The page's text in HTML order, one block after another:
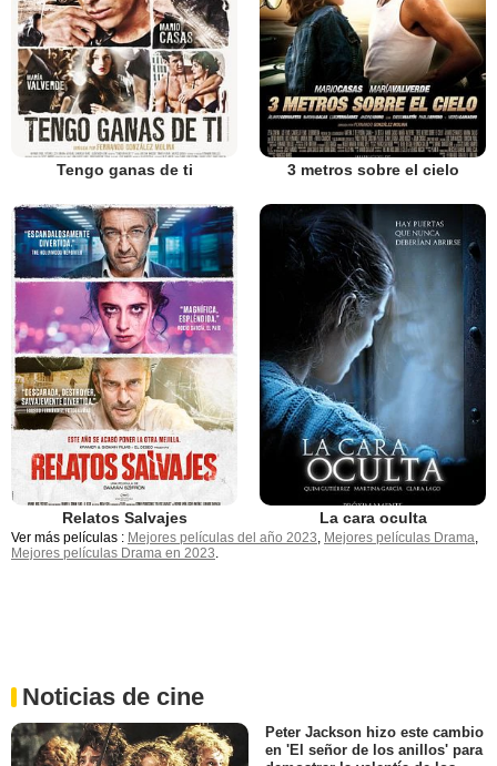
Tengo ganas de ti 3 metros sobre el cielo
Relatos Salvajes La cara oculta
Ver más películas : Mejores películas del año 2023 Mejores películas Drama
Mejores películas Drama en 2023
Noticias de cine
Peter Jackson hizo este cambio
en 'El señor de los anillos' para